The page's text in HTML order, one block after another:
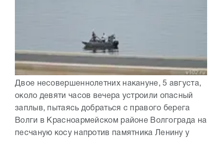
Двое несовершеннолетних накануне, 5 августа,
около девяти часов вечера устроили опасный
заплыв, пытаясь добраться с правого берега
Волги в Красноармейском районе Волгограда на
песчаную косу напротив памятника Ленину у